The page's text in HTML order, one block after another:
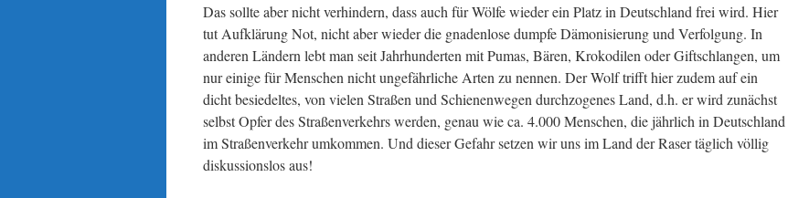
Das sollte aber nicht verhindern, dass auch für Wölfe wieder ein Platz in Deutschland frei wird. Hier
tut Aufklärung Not, nicht aber wieder die gnadenlose dumpfe Dämonisierung und Verfolgung. In
anderen Ländern lebt man seit Jahrhunderten mit Pumas, Bären, Krokodilen oder Giftschlangen, um
nur einige für Menschen nicht ungefährliche Arten zu nennen. Der Wolf trifft hier zudem auf ein
dicht besiedeltes, von vielen Straßen und Schienenwegen durchzogenes Land, d.h. er wird zunächst
selbst Opfer des Straßenverkehrs werden, genau wie ca. 4.000 Menschen, die jährlich in Deutschland
im Straßenverkehr umkommen. Und dieser Gefahr setzen wir uns im Land der Raser täglich völlig
diskussionslos aus!